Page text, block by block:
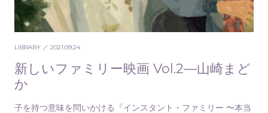
LIBRARY ／ 2021.09.24
新しいファミリー映画 Vol.2—山崎まど
か
子を持つ意味を問いかける『インスタント・ファミリー 〜本当